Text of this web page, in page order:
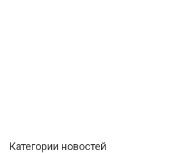
Категории новостей